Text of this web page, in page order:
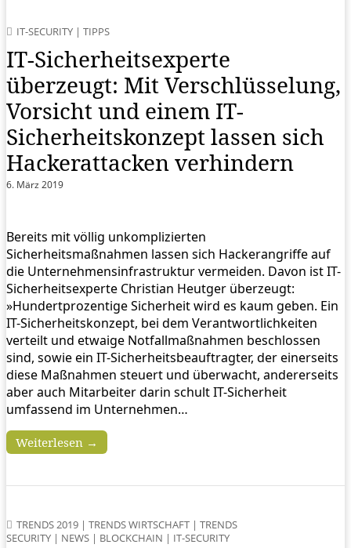
IT-SECURITY | TIPPS
IT-Sicherheitsexperte
überzeugt: Mit Verschlüsselung,
Vorsicht und einem IT-
Sicherheitskonzept lassen sich
Hackerattacken verhindern
6. März 2019
Bereits mit völlig unkomplizierten
Sicherheitsmaßnahmen lassen sich Hackerangriffe auf
die Unternehmensinfrastruktur vermeiden. Davon ist IT-
Sicherheitsexperte Christian Heutger überzeugt:
»Hundertprozentige Sicherheit wird es kaum geben. Ein
IT-Sicherheitskonzept, bei dem Verantwortlichkeiten
verteilt und etwaige Notfallmaßnahmen beschlossen
sind, sowie ein IT-Sicherheitsbeauftragter, der einerseits
diese Maßnahmen steuert und überwacht, andererseits
aber auch Mitarbeiter darin schult IT-Sicherheit
umfassend im Unternehmen…
Weiterlesen →
TRENDS 2019 | TRENDS WIRTSCHAFT | TRENDS
SECURITY | NEWS | BLOCKCHAIN | IT-SECURITY